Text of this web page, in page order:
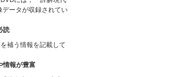
ータが収録されてい
読
補う情報を記載して
情報が豊富